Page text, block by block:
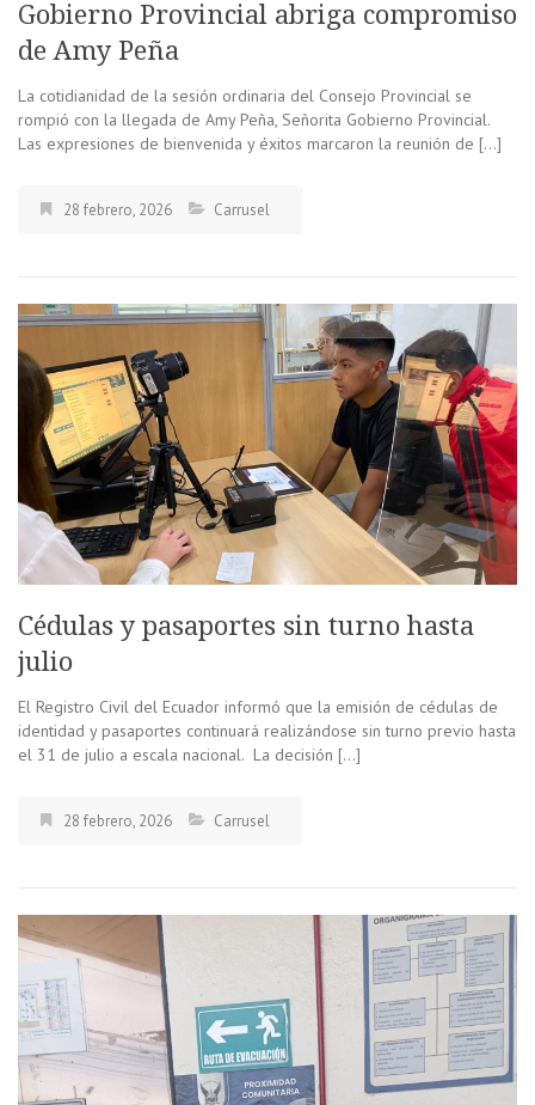
Gobierno Provincial abriga compromiso
de Amy Peña
La cotidianidad de la sesión ordinaria del Consejo Provincial se
rompió con la llegada de Amy Peña, Señorita Gobierno Provincial.
Las expresiones de bienvenida y éxitos marcaron la reunión de […]
28 febrero, 2026 Carrusel
Cédulas y pasaportes sin turno hasta
julio
El Registro Civil del Ecuador informó que la emisión de cédulas de
identidad y pasaportes continuará realizándose sin turno previo hasta
el 31 de julio a escala nacional. La decisión […]
28 febrero, 2026 Carrusel